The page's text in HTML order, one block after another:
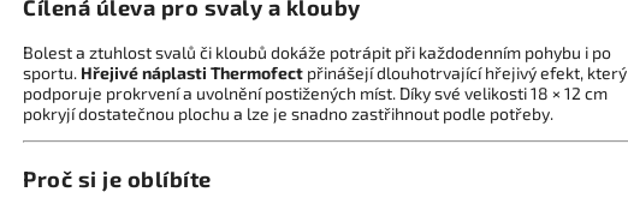
Cílená úleva pro svaly a klouby
Bolest a ztuhlost svalů či kloubů dokáže potrápit při každodenním pohybu i po
sportu. Hřejivé náplasti Thermofect přinášejí dlouhotrvající hřejivý efekt, který
podporuje prokrvení a uvolnění postižených míst. Díky své velikosti 18 × 12 cm
pokryjí dostatečnou plochu a lze je snadno zastřihnout podle potřeby.
Proč si je oblíbíte